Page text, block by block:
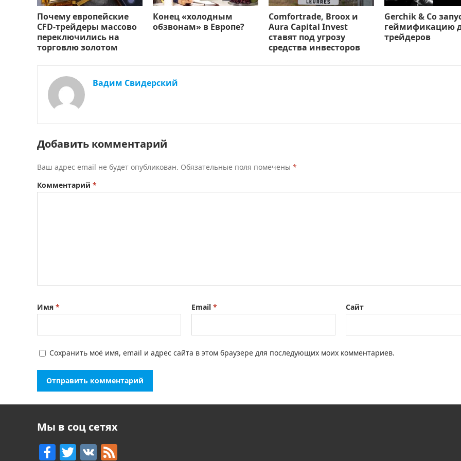
Почему европейские
CFD-трейдеры массово
переключились на
торговлю золотом
Конец «холодным
обзвонам» в Европе?
Comfortrade, Broox и
Aura Capital Invest
ставят под угрозу
средства инвесторов
Gerchik & Co
геймификацию
трейдеров
Вадим Свидерский
Добавить комментарий
Ваш адрес email не будет опубликован. Обязательные поля помечены *
Комментарий *
Имя * Email * Сайт
Сохранить моё имя, email и адрес сайта в этом браузере для последующих моих комментариев.
Мы в соц сетях
F T V